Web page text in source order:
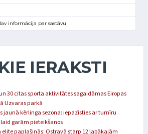
informācija par sastāvu
IERAKSTI
30 citas sporta aktivitātes sagaidāmas Eiropas
Uzvaras parkā
jaunā kērlinga sezona: iepazīsties ar turnīru
garām pieteikšanos
elite paplašinās: Ostravā starp 12 labākajām